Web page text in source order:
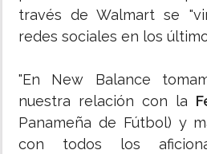
través de Walmart se
redes sociales en los
"En New Balance
nuestra relación con la
Panameña de Fútbol) y
con todos los